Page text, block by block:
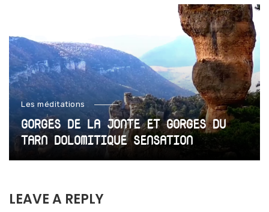
Les méditations
GORGES DE LA JONTE ET GORGES DU
TARN DOLOMITIQUE SENSATION
LEAVE A REPLY